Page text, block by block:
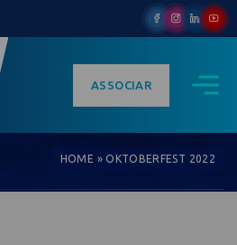
ASSOCIAR
HOME » OKTOBERFEST 2022